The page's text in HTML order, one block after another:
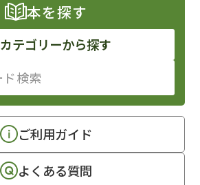
本を探す
カテゴリーから探す
ご利用ガイド
よくある質問